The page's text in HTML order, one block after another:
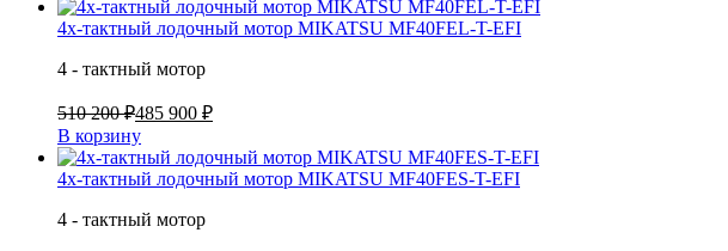
4х-тактный лодочный мотор MIKATSU MF40FEL-T-EFI
4 - тактный мотор
510 200 ₽485 900 ₽
В корзину
4х-тактный лодочный мотор MIKATSU MF40FES-T-EFI
4 - тактный мотор